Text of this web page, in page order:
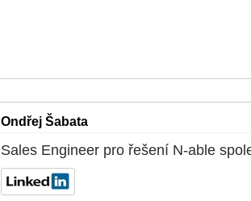
Ondřej Šabata
Sales Engineer pro řešení N-able